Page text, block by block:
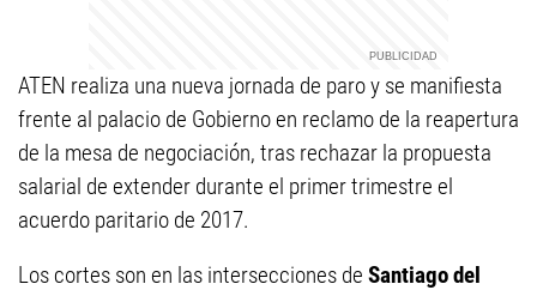
ATEN realiza una nueva jornada de paro y se manifiesta
frente al palacio de Gobierno en reclamo de la reapertura
de la mesa de negociación, tras rechazar la propuesta
salarial de extender durante el primer trimestre el
acuerdo paritario de 2017.
Los cortes son en las intersecciones de Santiago del